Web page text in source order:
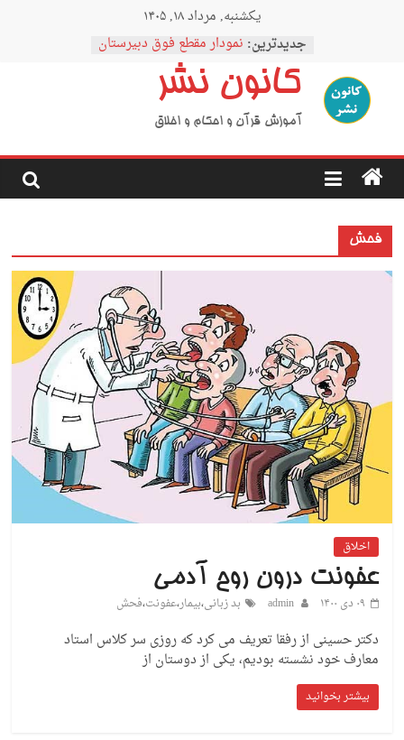
یکشنبه, مرداد ۱۸, ۱۴۰۵
جدیدترین: نمودار مقطع فوق دبیرستان
اردوی نیمه رمضان
اردوی نیمه شعبان
اردوی غدیر
اردوی محرم
کانون نشر
آموزش قرآن و احکام و اخلاق
فحش
اخلاق
عفونت درون روح آدمی
۰۹ دی ۱۴۰۰ admin بد زبانی،بیمار،عفونت،فحش
دکتر حسینی از رفقا تعریف می کرد که روزی سر کلاس استاد
معارف خود نشسته بودیم، یکی از دوستان از
بیشتر بخوانید